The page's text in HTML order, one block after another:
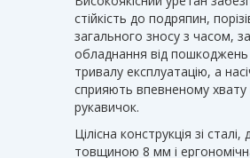
стійкість до подряпин,
загального зносу з часом,
обладнання від
тривалу експлуатацію, а
сприяють впевненому хвату
рукавичок.
Цілісна конструкція зі сталі,
товщиною 8 мм і